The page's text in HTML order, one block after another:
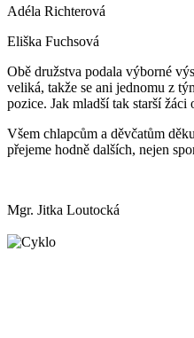
Adéla Richterová
Eliška Fuchsová
Obě družstva podala výborné
veliká, takže se ani jednomu z
pozice. Jak mladší tak starší žáci
Všem chlapcům a děvčatům
přejeme hodně dalších, nejen
Mgr. Jitka Loutocká